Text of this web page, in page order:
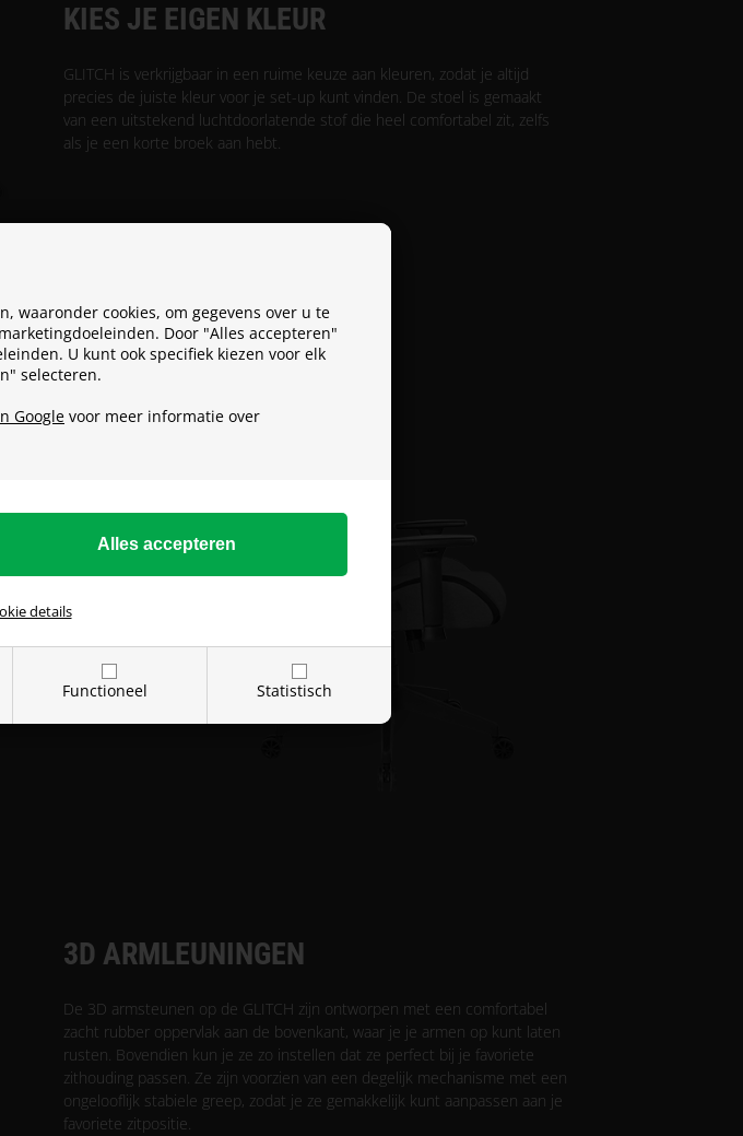
waaronder cookies, om gegevens over u te
Door "Alles accepteren"
U kunt ook specifiek kiezen voor elk
selecteren.
Google voor meer informatie over
Functioneel Statistisch
details
KIES JE EIGEN KLEUR
GLITCH is verkrijgbaar in een ruime keuze aan kleuren, zodat je altijd
precies de juiste kleur voor je set-up kunt vinden. De stoel is gemaakt
van een uitstekend luchtdoorlatende stof die heel comfortabel zit, zelfs
als je een korte broek aan hebt.
3D ARMLEUNINGEN
De 3D armsteunen op de GLITCH zijn ontworpen met een comfortabel
zacht rubber oppervlak aan de bovenkant, waar je je armen op kunt laten
rusten. Bovendien kun je ze zo instellen dat ze perfect bij je favoriete
zithouding passen. Ze zijn voorzien van een degelijk mechanisme met een
ongelooflijk stabiele greep, zodat je ze gemakkelijk kunt aanpassen aan je
favoriete zitpositie.